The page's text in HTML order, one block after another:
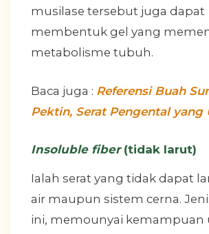
musilase tersebut juga dapat
membentuk gel yang
metabolisme tubuh.
Baca juga : Referensi Buah
Pektin, Serat Pengental yang
Insoluble fiber(tidak larut)
Ialah serat yang tidak dapat
air maupun sistem cerna.
ini, memounyai kemampuan